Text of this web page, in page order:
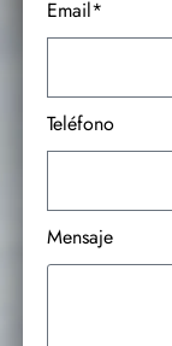
Email*
Teléfono
Mensaje